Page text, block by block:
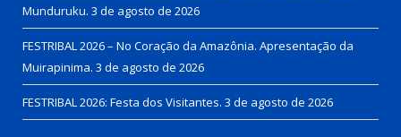
Munduruku. 3 de agosto de 2026
FESTRIBAL 2026 – No Coração da Amazônia. Apresentação da
Muirapinima. 3 de agosto de 2026
FESTRIBAL 2026: Festa dos Visitantes. 3 de agosto de 2026